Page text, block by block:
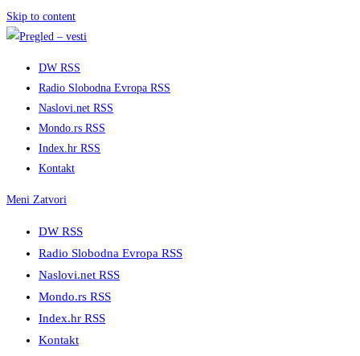
Skip to content
DW RSS
Radio Slobodna Evropa RSS
Naslovi.net RSS
Mondo.rs RSS
Index.hr RSS
Kontakt
Meni Zatvori
DW RSS
Radio Slobodna Evropa RSS
Naslovi.net RSS
Mondo.rs RSS
Index.hr RSS
Kontakt